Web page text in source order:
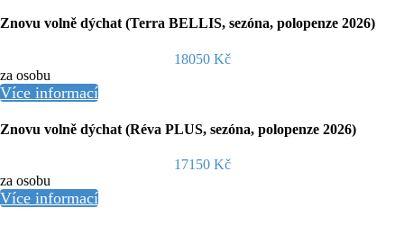
Znovu volně dýchat (Terra BELLIS, sezóna, polopenze 2026)
18050 Kč
za osobu
Více informací
Znovu volně dýchat (Réva PLUS, sezóna, polopenze 2026)
17150 Kč
za osobu
Více informací